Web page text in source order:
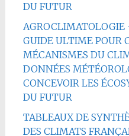
DU FUTUR
GUIDE ULTIME POUR
MÉCANISMES DU
DONNÉES
CONCEVOIR LES
DU FUTUR
TABLEAUX DE
DES CLIMATS